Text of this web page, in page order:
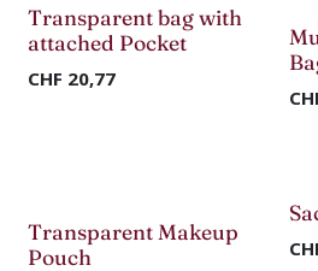
Nouveau !
Transparent bag with
attached Pocket
CHF 20,77
Nouveau !
Transparent Makeup
Pouch